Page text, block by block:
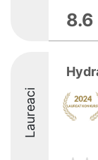
8.6
Laureaci